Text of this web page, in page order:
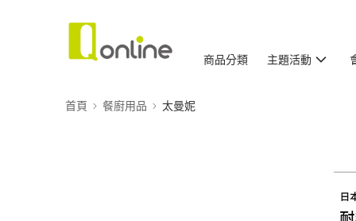
商品分類 主題活動
首頁 餐廚用品 太曼妮